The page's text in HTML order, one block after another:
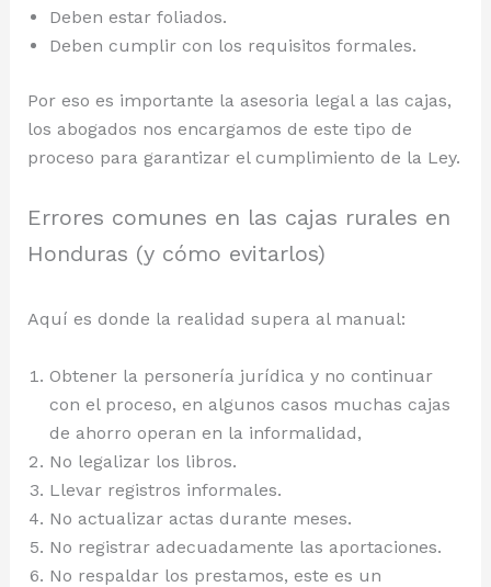
Deben estar foliados.
Deben cumplir con los requisitos formales.
Por eso es importante la asesoria legal a las cajas,
los abogados nos encargamos de este tipo de
proceso para garantizar el cumplimiento de la Ley.
Errores comunes en las cajas rurales en
Honduras (y cómo evitarlos)
Aquí es donde la realidad supera al manual:
Obtener la personería jurídica y no continuar
con el proceso, en algunos casos muchas cajas
de ahorro operan en la informalidad,
No legalizar los libros.
Llevar registros informales.
No actualizar actas durante meses.
No registrar adecuadamente las aportaciones.
No respaldar los prestamos, este es un